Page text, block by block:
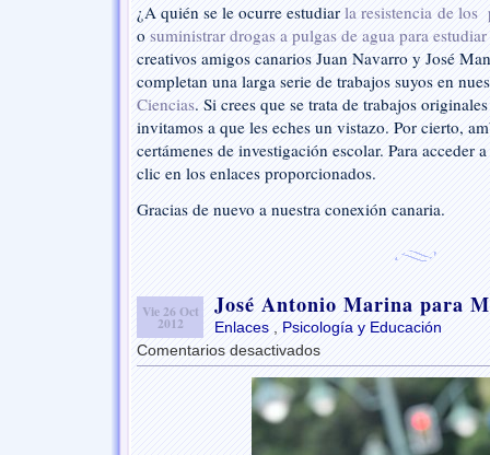
¿A quién se le ocurre estudiar la resistencia de los
o suministrar drogas a pulgas de agua para estudiar
creativos amigos canarios Juan Navarro y José
completan una larga serie de trabajos suyos en
Ciencias. Si crees que se trata de trabajos
invitamos a que les eches un vistazo. Por cierto,
certámenes de investigación escolar. Para acceder
clic en los enlaces proporcionados.
Gracias de nuevo a nuestra conexión canaria.
Vie 26 Oct
2012
José Antonio Marina para
Enlaces , Psicología y Educación
Comentarios desactivadosen
José
Antonio
Marina